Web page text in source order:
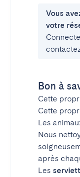
Vous
votre
Bon à
Cette
Cette
Les
Nous
après
Les